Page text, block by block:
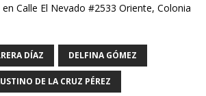
Calle El Nevado #2533 Oriente, Colonia
DÍAZ DELFINA GÓMEZ
DE LA CRUZ PÉREZ